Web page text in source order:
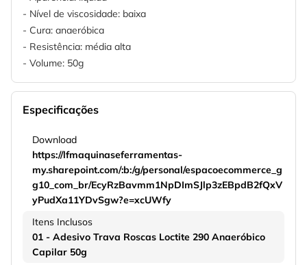
- Nível de viscosidade: baixa
- Cura: anaeróbica
- Resistência: média alta
- Volume: 50g
Especificações
Download
https://lfmaquinaseferramentas-
my.sharepoint.com/:b:/g/personal/espacoecommerce_g
g10_com_br/EcyRzBavmm1NpDImSJlp3zEBpdB2fQxV
yPudXa11YDvSgw?e=xcUWfy
Itens Inclusos
01 - Adesivo Trava Roscas Loctite 290 Anaeróbico
Capilar 50g